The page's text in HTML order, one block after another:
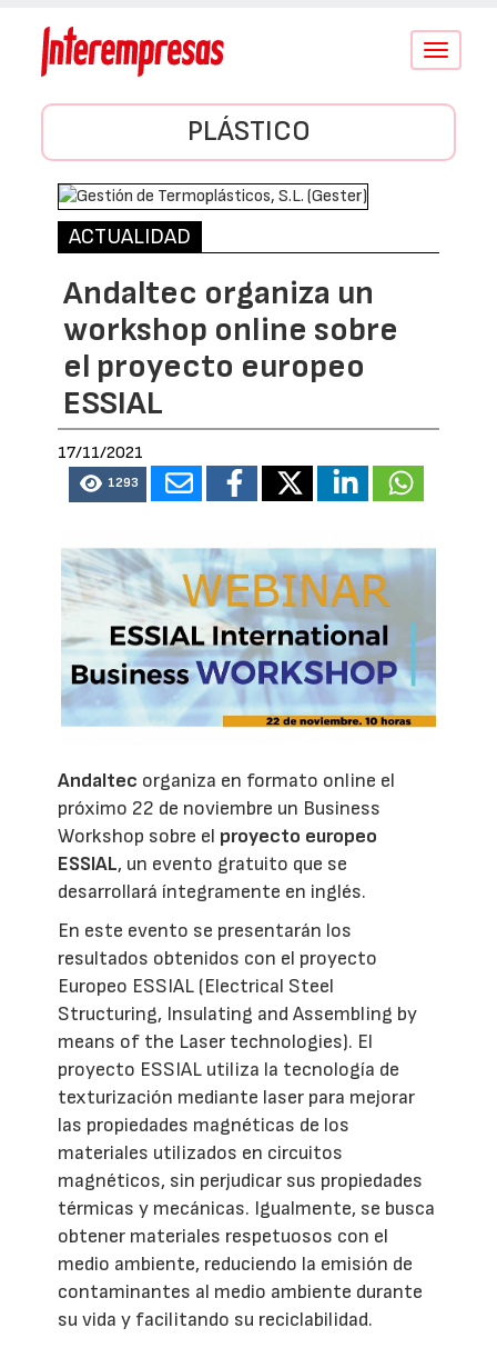
Conmutar
PLÁSTICO
ACTUALIDAD
Andaltec organiza un
workshop online sobre
el proyecto europeo
ESSIAL
17/11/2021
1293
Andaltec organiza en formato online el
próximo 22 de noviembre un Business
Workshop sobre el proyecto europeo
ESSIAL, un evento gratuito que se
desarrollará íntegramente en inglés.
En este evento se presentarán los
resultados obtenidos con el proyecto
Europeo ESSIAL (Electrical Steel
Structuring, Insulating and Assembling by
means of the Laser technologies). El
proyecto ESSIAL utiliza la tecnología de
texturización mediante laser para mejorar
las propiedades magnéticas de los
materiales utilizados en circuitos
magnéticos, sin perjudicar sus propiedades
térmicas y mecánicas. Igualmente, se busca
obtener materiales respetuosos con el
medio ambiente, reduciendo la emisión de
contaminantes al medio ambiente durante
su vida y facilitando su reciclabilidad.